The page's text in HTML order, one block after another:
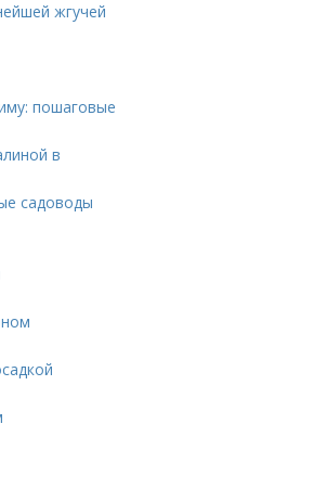
жгучей
пошаговые
в
садоводы